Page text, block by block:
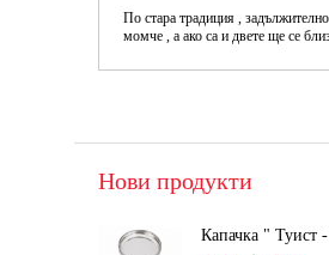
По стара традиция ,
момче , а ако са и двете ще се
Нови продукти